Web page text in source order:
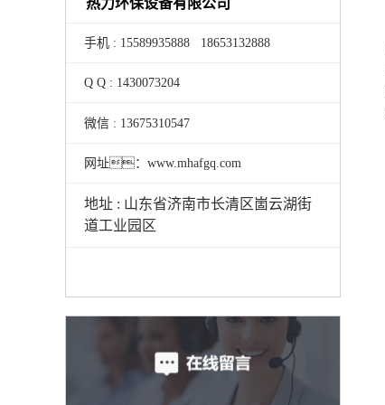
手机 : 15589935888 18653132888
Q Q : 1430073204
微信 : 13675310547
网址：www.mhafgq.com
地址 : 山东省济南市长清区崮云湖街
道工业园区